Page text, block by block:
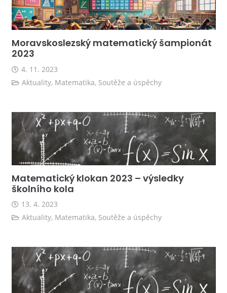
Moravskoslezský matematický šampionát
2023
4. 11. 2023
Aktuality, Matematika, Soutěže a úspěchy
Matematický klokan 2023 – výsledky
školního kola
13. 4. 2023
Aktuality, Matematika, Soutěže a úspěchy